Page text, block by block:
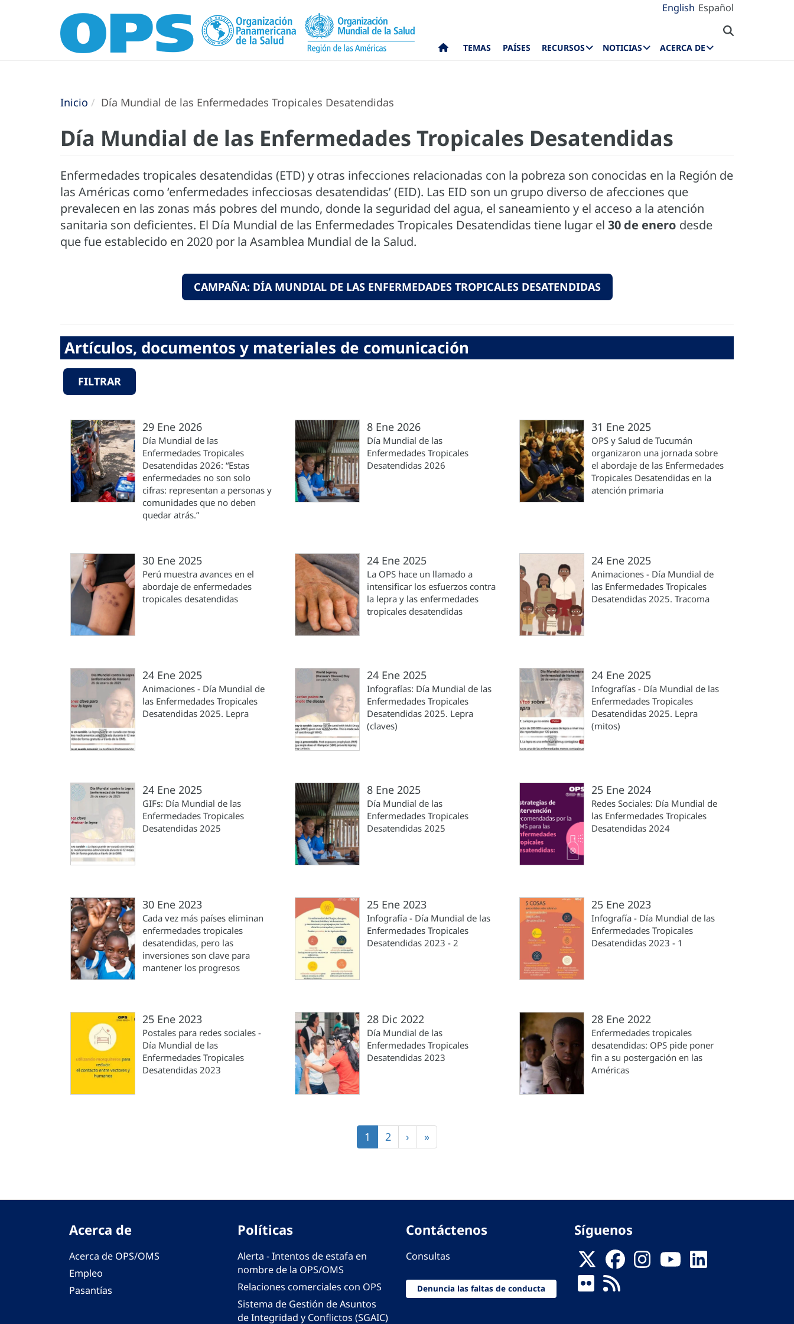
English Español
TEMAS PAÍSES RECURSOS NOTICIAS ACERCA DE
Inicio Día Mundial de las Enfermedades Tropicales Desatendidas
Día Mundial de las Enfermedades Tropicales Desatendidas
Enfermedades tropicales desatendidas (ETD) y otras infecciones relacionadas con la pobreza son conocidas en la Región de
las Américas como ‘enfermedades infecciosas desatendidas’ (EID). Las EID son un grupo diverso de afecciones que
prevalecen en las zonas más pobres del mundo, donde la seguridad del agua, el saneamiento y el acceso a la atención
sanitaria son deficientes. El Día Mundial de las Enfermedades Tropicales Desatendidas tiene lugar el 30 de enero desde
que fue establecido en 2020 por la Asamblea Mundial de la Salud.
CAMPAÑA: DÍA MUNDIAL DE LAS ENFERMEDADES TROPICALES DESATENDIDAS
Artículos, documentos y materiales de comunicación
FILTRAR
29 Ene 2026
Día Mundial de las
Enfermedades Tropicales
Desatendidas 2026: “Estas
enfermedades no son solo
cifras: representan a personas y
comunidades que no deben
quedar atrás.”
8 Ene 2026
Día Mundial de las
Enfermedades Tropicales
Desatendidas 2026
31 Ene 2025
OPS y Salud de Tucumán
organizaron una jornada sobre
el abordaje de las Enfermedades
Tropicales Desatendidas en la
atención primaria
30 Ene 2025
Perú muestra avances en el
abordaje de enfermedades
tropicales desatendidas
24 Ene 2025
La OPS hace un llamado a
intensificar los esfuerzos contra
la lepra y las enfermedades
tropicales desatendidas
24 Ene 2025
Animaciones - Día Mundial de
las Enfermedades Tropicales
Desatendidas 2025. Tracoma
24 Ene 2025
Animaciones - Día Mundial de
las Enfermedades Tropicales
Desatendidas 2025. Lepra
24 Ene 2025
Infografías: Día Mundial de las
Enfermedades Tropicales
Desatendidas 2025. Lepra
(claves)
24 Ene 2025
Infografías - Día Mundial de las
Enfermedades Tropicales
Desatendidas 2025. Lepra
(mitos)
24 Ene 2025
GIFs: Día Mundial de las
Enfermedades Tropicales
Desatendidas 2025
8 Ene 2025
Día Mundial de las
Enfermedades Tropicales
Desatendidas 2025
25 Ene 2024
Redes Sociales: Día Mundial de
las Enfermedades Tropicales
Desatendidas 2024
30 Ene 2023
Cada vez más países eliminan
enfermedades tropicales
desatendidas, pero las
inversiones son clave para
mantener los progresos
25 Ene 2023
Infografía - Día Mundial de las
Enfermedades Tropicales
Desatendidas 2023 - 2
25 Ene 2023
Infografía - Día Mundial de las
Enfermedades Tropicales
Desatendidas 2023 - 1
25 Ene 2023
Postales para redes sociales -
Día Mundial de las
Enfermedades Tropicales
Desatendidas 2023
28 Dic 2022
Día Mundial de las
Enfermedades Tropicales
Desatendidas 2023
28 Ene 2022
Enfermedades tropicales
desatendidas: OPS pide poner
fin a su postergación en las
Américas
Página
actual
1 Página
2
Siguiente
página
›
Última
página
»
Acerca de
Acerca de OPS/OMS
Empleo
Pasantías
Políticas
Alerta - Intentos de estafa en
nombre de la OPS/OMS
Relaciones comerciales con OPS
Sistema de Gestión de Asuntos
de Integridad y Conflictos (SGAIC)
Contáctenos
Consultas
Denuncia las faltas de conducta
Síguenos